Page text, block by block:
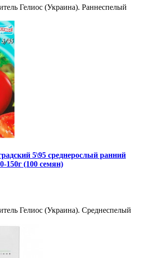
Гелиос (Украина). Раннеспелый
5\95 среднерослый ранний
150г (100 семян)
Гелиос (Украина). Среднеспелый